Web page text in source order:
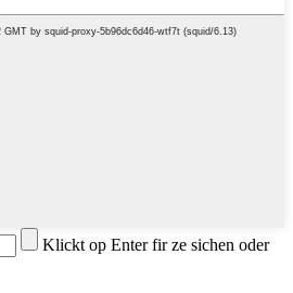
Klickt op Enter fir ze sichen oder